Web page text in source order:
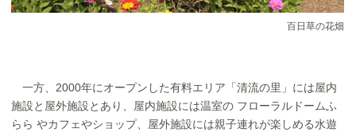
百日草の花畑
秋はコスモスも綺麗
一方、2000年にオープンした有料エリア「清流の里」には屋内
施設と屋外施設とあり、屋内施設には温室の フローラルドームふ
らら やカフェやショップ、屋外施設には親子連れが楽しめる水遊